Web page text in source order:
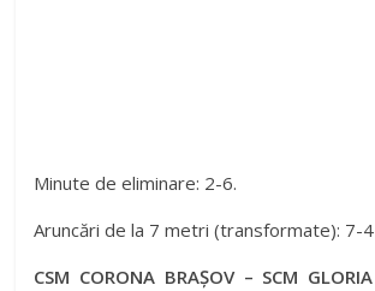
Minute de eliminare: 2-6.
Aruncări de la 7 metri (transformate): 7-
CSM CORONA BRAȘOV – SCM